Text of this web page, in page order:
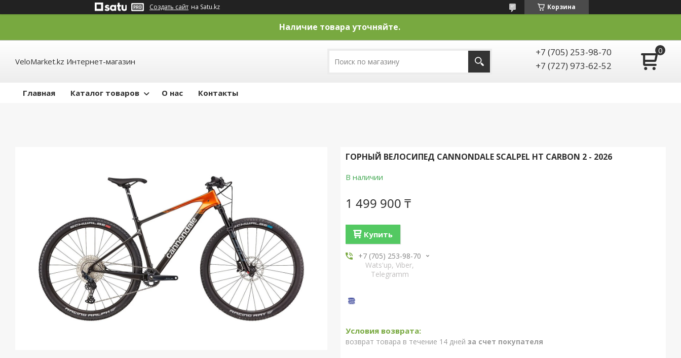
Создать сайт на Satu.kz Корзина
Наличие товара уточняйте.
VeloMarket.kz Интернет-магазин
+7 (705) 253-98-70
+7 (727) 973-62-52
Главная Каталог товаров О нас Контакты
ГОРНЫЙ ВЕЛОСИПЕД CANNONDALE SCALPEL HT CARBON 2 - 2026
В наличии
1 499 900 ₸
Купить
+7 (705) 253-98-70
Wats'up, Viber,
Telegramm
возврат товара в течение 14 дней за счет покупателя